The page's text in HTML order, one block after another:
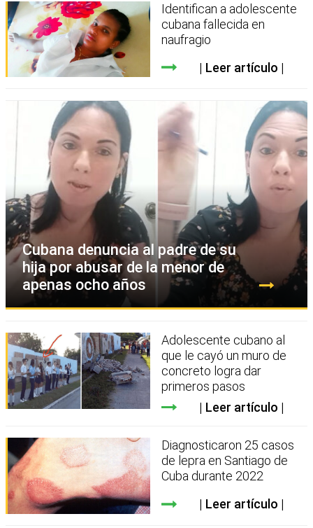
Identifican a adolescente
cubana fallecida en
naufragio
Leer artículo
Cubana denuncia al padre de su
hija por abusar de la menor de
apenas ocho años
Adolescente cubano al
que le cayó un muro de
concreto logra dar
primeros pasos
Leer artículo
Diagnosticaron 25 casos
de lepra en Santiago de
Cuba durante 2022
Leer artículo